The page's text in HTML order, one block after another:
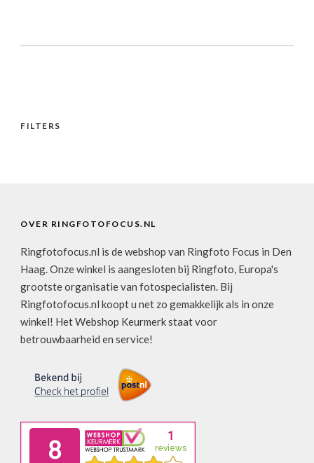
FILTERS
OVER RINGFOTOFOCUS.NL
Ringfotofocus.nl is de webshop van Ringfoto Focus in Den
Haag. Onze winkel is aangesloten bij Ringfoto, Europa's
grootste organisatie van fotospecialisten. Bij
Ringfotofocus.nl koopt u net zo gemakkelijk als in onze
winkel! Het Webshop Keurmerk staat voor
betrouwbaarheid en service!